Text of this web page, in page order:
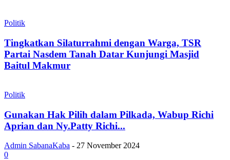
Politik
Tingkatkan Silaturrahmi dengan Warga, TSR
Partai Nasdem Tanah Datar Kunjungi Masjid
Baitul Makmur
Politik
Gunakan Hak Pilih dalam Pilkada, Wabup Richi
Aprian dan Ny.Patty Richi...
Admin SabanaKaba - 27 November 2024
0